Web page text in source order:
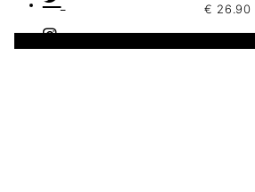
€ 26.90